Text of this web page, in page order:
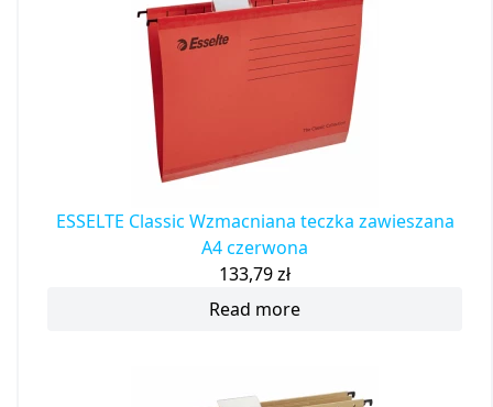
ESSELTE Classic Wzmacniana teczka zawieszana
A4 czerwona
133,79zł
Read more